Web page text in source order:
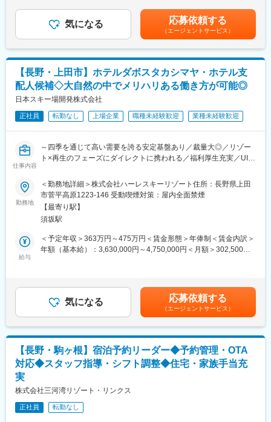
・「H」ospitality（ホスピタリティ）…「訪れる人に安らぎを 去
りゆく人に幸せを」リゾートホテル蓼科で安らぎのひとときを感
じていただき、笑顔でお帰りいただけたら…それが私たちの喜び
です。
・「T」imeless（タイムレス）…大切な人と過ごした時間はいつ
までも色あせず、思い出すたびに心を温かくしてくれます。大切
な思い出の1ページとなるよう、真心を込めたお料理と心安らげる
お部屋をご用意してお持ちしております。
変更の範囲：会社の定める業務
・料飲部門での給仕・配膳・下膳
・宴会部門での受付サービスなど
レストランサービスおよび受付対応を行っていただきます。
■業務の魅力／運営2年目のため社員の声が企画につながる！
・当社は2020年より「リゾートホテル蓼科」の運営をスタートい
たしました。それから2年経ちますが、まだまだ改善すべき点もご
ざいます。そんな当社では社員の声、意見を大切にしておりま
す。
＜実績例＞
・予約表の取り方の変更や、マニュアル作成を行った事例
・某有名K-popアイドル企画を行い専門のショップ開設
～まだ未完成だからこそ全員で創り上げられる喜び・やりがいが
■育成体制／入社後の流れ：
・ホテル運営を行っているコンサルティング会社より研修を受け
ていただく予定です。ホテル業界未経験の方でも安心して就業い
※キャリアパスとしては希望あれば異動可能です。東京のホテルの
ポジションが空いていれば、そちらに移ることも可能です。
・社員寮、マンション寮完備でUターン・Iターン歓迎！
・長期連休取得可／土日休みも可～
■組織構成：
・5名在籍しております。20-30代が中心で、外国籍の方もいらっ
しゃいます。ゆくゆくサブリーダーという立場でリーダーが休み
の際の責任者をお任せしたいとも考えております。
ます。月給(月額)は固定手当を含めた表記です。
気になる 応募依頼する
（エージェントサービス）
【長野・上田市】ホテルダボスタカシマヤ・ホテル支
配人候補◇大自然の中でメリハリある働き方が可能◎
日本スキー場開発株式会社
正社員 転勤なし 上場企業 職種未経験歓迎 業種未経験歓迎
仕事内容
～四季を通じて高い需要を誇る安定基盤あり／裁量大◎／リゾー
ト×再生のフェーズにダイレクトに携われる／福利厚生充実／UIタ
■業務内容：
菅平高原ホテルダボスタカシマヤの支配人候補として、業務をお
任せします。プレイングマネージャーとして、自らも現場に立
ち、チームを率いていただきます。
※日本スキー場開発株式会社として採用し、株式会社ハーレリゾー
トへ在籍出向となります。
◇スタッフ15名（派遣・バイト含む）の教育・シフト管理
◇売上・PL管理、数値分析に基づく改善施策の立案
◇団体客（学生合宿等）の受入調整、現場オペレーションの効率
◇施設・備品管理等
■ポジションの魅力・特徴：
設運営にダイレクトに反映できる非常に大きな裁量があります。?
ム一丸となって地域を盛り上げる実感を味わえます。
勤務地
＜勤務地詳細＞株式会社ハーレスキーリゾート住所：長野県上田
市菅平高原1223-146 受動喫煙対策：屋内全面禁煙
【最寄り駅】
須坂駅
給与
＜予定年収＞363万円～475万円＜賃金形態＞年俸制＜賃金内訳＞
年額（基本給）：3,630,000円～4,750,000円＜月額＞302,500円
賃金はあくまでも目安の金額であり、選考を通じて上下する可能
性があります。月給(月額)は固定手当を含めた表記です。
気になる 応募依頼する
（エージェントサービス）
【長野・駒ヶ根】宿泊予約リーダー◆予約管理・OTA
対応◆スタッフ指導・シフト調整◆住宅・家族手当充
実
株式会社三河湾リゾート・リンクス
正社員 転勤なし